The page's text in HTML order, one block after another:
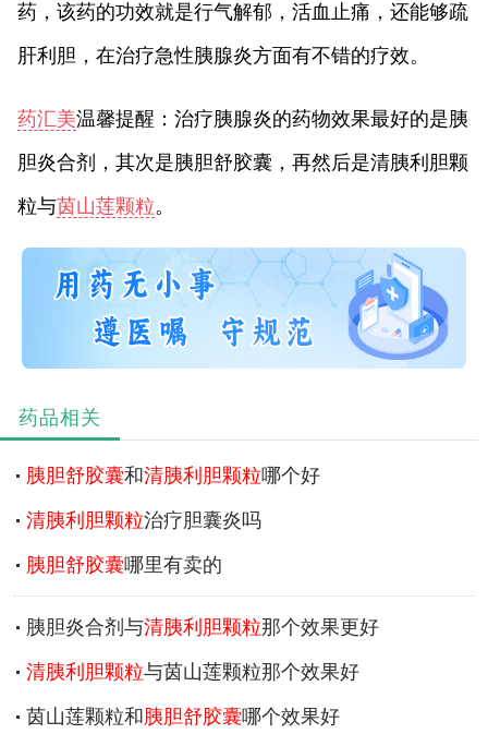
药，该药的功效就是行气解郁，活血止痛，还能够疏
肝利胆，在治疗急性胰腺炎方面有不错的疗效。
药汇美温馨提醒：治疗胰腺炎的药物效果最好的是胰
胆炎合剂，其次是胰胆舒胶囊，再然后是清胰利胆颗
粒与茵山莲颗粒。
药品相关
胰胆舒胶囊和清胰利胆颗粒哪个好
清胰利胆颗粒治疗胆囊炎吗
胰胆舒胶囊哪里有卖的
胰胆炎合剂与清胰利胆颗粒那个效果更好
清胰利胆颗粒与茵山莲颗粒那个效果好
茵山莲颗粒和 胰胆舒胶囊哪个效果好